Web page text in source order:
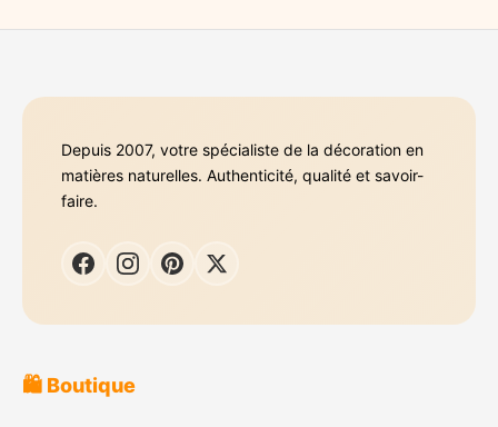
Depuis 2007, votre spécialiste de la décoration en
matières naturelles. Authenticité, qualité et savoir-
faire.
🛍️ Boutique